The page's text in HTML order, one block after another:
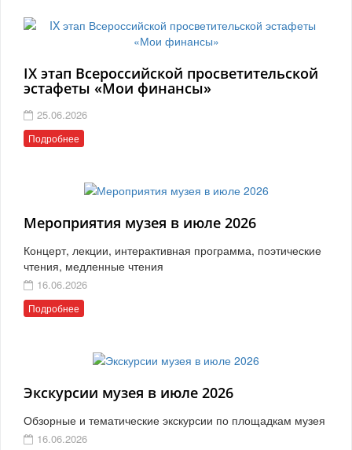
IX этап Всероссийской просветительской
эстафеты «Мои финансы»
25.06.2026
Подробнее
Мероприятия музея в июле 2026
Концерт, лекции, интерактивная программа, поэтические
чтения, медленные чтения
16.06.2026
Подробнее
Экскурсии музея в июле 2026
Обзорные и тематические экскурсии по площадкам музея
16.06.2026